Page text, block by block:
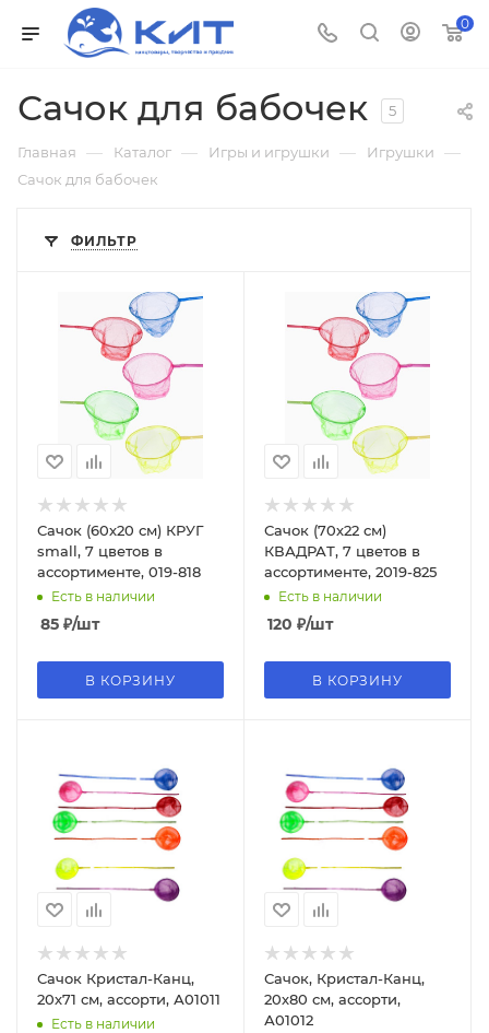
0
Сачок для бабочек 5
Главная — Каталог — Игры и игрушки — Игрушки —
Сачок для бабочек
ФИЛЬТР
Сачок (60х20 см) КРУГ
small, 7 цветов в
ассортименте, 019-818
Есть в наличии
85 ₽/шт
В КОРЗИНУ
Сачок (70х22 см)
КВАДРАТ, 7 цветов в
ассортименте, 2019-825
Есть в наличии
120 ₽/шт
В КОРЗИНУ
Сачок Кристал-Канц,
20х71 см, ассорти, А01011
Есть в наличии
Сачок, Кристал-Канц,
20х80 см, ассорти,
А01012